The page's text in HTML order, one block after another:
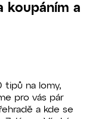
koupáním a
tipů na lomy,
pro vás pár
a kde se